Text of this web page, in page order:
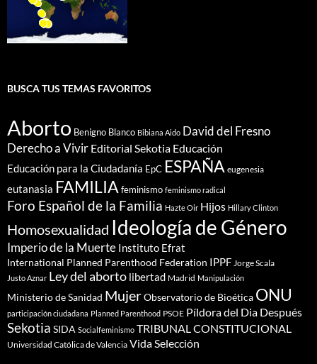
BUSCA TUS TEMAS FAVORITOS
Aborto Benigno Blanco Bibiana Aido David del Fresno
Derecho a Vivir Editorial Sekotia Educación
Educación para la Ciudadanía EpC ESPAÑA eugenesia
eutanasia FAMILIA feminismo feminismo radical
Foro Español de la Familia Hazte Oir Hijos Hillary Clinton
Homosexualidad Ideología de Género
Imperio de la Muerte Instituto Efrat
International Planned Parenthood Federation IPPF Jorge Scala
Justo Aznar Ley del aborto libertad Madrid Manipulación
Ministerio de Sanidad MujerObservatorio de Bioética ONU
participación ciudadana Planned Parenthood PSOE Píldora del Dia Después
Sekotia SIDA Socialfeminismo TRIBUNAL CONSTITUCIONAL
Universidad Católica de Valencia Vida Selección